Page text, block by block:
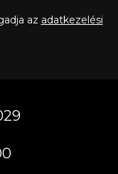
az adatkezelési